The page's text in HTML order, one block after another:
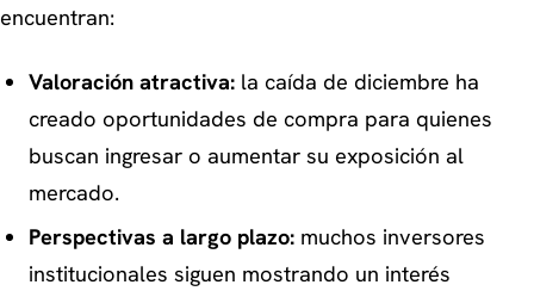
encuentran:
Valoración atractiva:la caída de diciembre ha
creado oportunidades de compra para quienes
buscan ingresar o aumentar su exposición al
mercado.
Perspectivas a largo plazo:muchos inversores
institucionales siguen mostrando un interés